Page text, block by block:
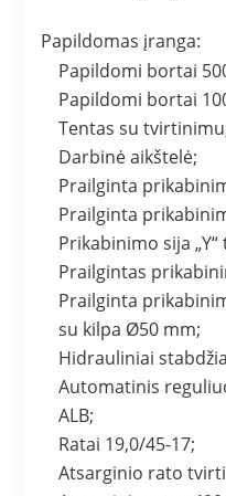
Papildomas įranga:
Papildomi bortai
Papildomi bortai
Tentas su
Darbinė aikštelė;
Prailginta
Prailginta
Prikabinimo sija
Prailgintas
Prailginta
su kilpa Ø50 mm;
Hidrauliniai
Automatinis
ALB;
Ratai 19,0/45-17;
Atsarginio rato